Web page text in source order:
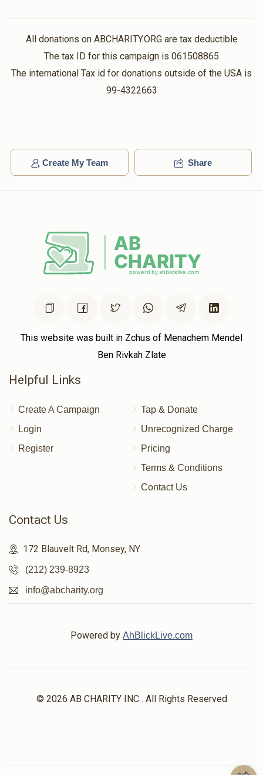
Levy Yitzchok Feder
1 year ago $18.00
All donations on ABCHARITY.ORG are tax deductible
The tax ID for this campaign is 061508865
The international Tax id for donations outside of the USA is
99-4322663
Create My Team Share
This website was built in Zchus of Menachem Mendel
Ben Rivkah Zlate
Helpful Links
Create A Campaign
Login
Register
Tap & Donate
Unrecognized Charge
Pricing
Terms & Conditions
Contact Us
Contact Us
172 Blauvelt Rd, Monsey, NY
(212) 239-8923
info@abcharity.org
Powered by AhBlickLive.com
© 2026 AB CHARITY INC . All Rights Reserved